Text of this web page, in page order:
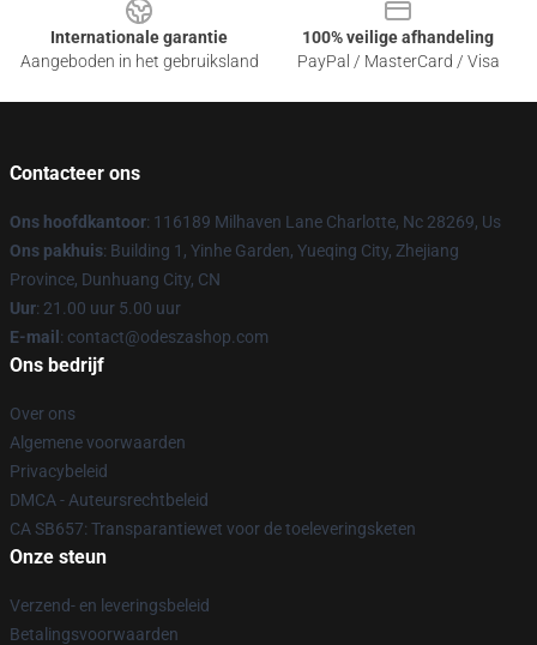
Internationale garantie
Aangeboden in het gebruiksland
100% veilige afhandeling
PayPal / MasterCard / Visa
Contacteer ons
Ons hoofdkantoor: 116189 Milhaven Lane Charlotte, Nc 28269, Us
Ons pakhuis: Building 1, Yinhe Garden, Yueqing City, Zhejiang
Province, Dunhuang City, CN
Uur: 21.00 uur 5.00 uur
E-mail : contact@odeszashop.com
Ons bedrijf
Over ons
Algemene voorwaarden
Privacybeleid
DMCA - Auteursrechtbeleid
CA SB657: Transparantiewet voor de toeleveringsketen
Onze steun
Verzend- en leveringsbeleid
Betalingsvoorwaarden